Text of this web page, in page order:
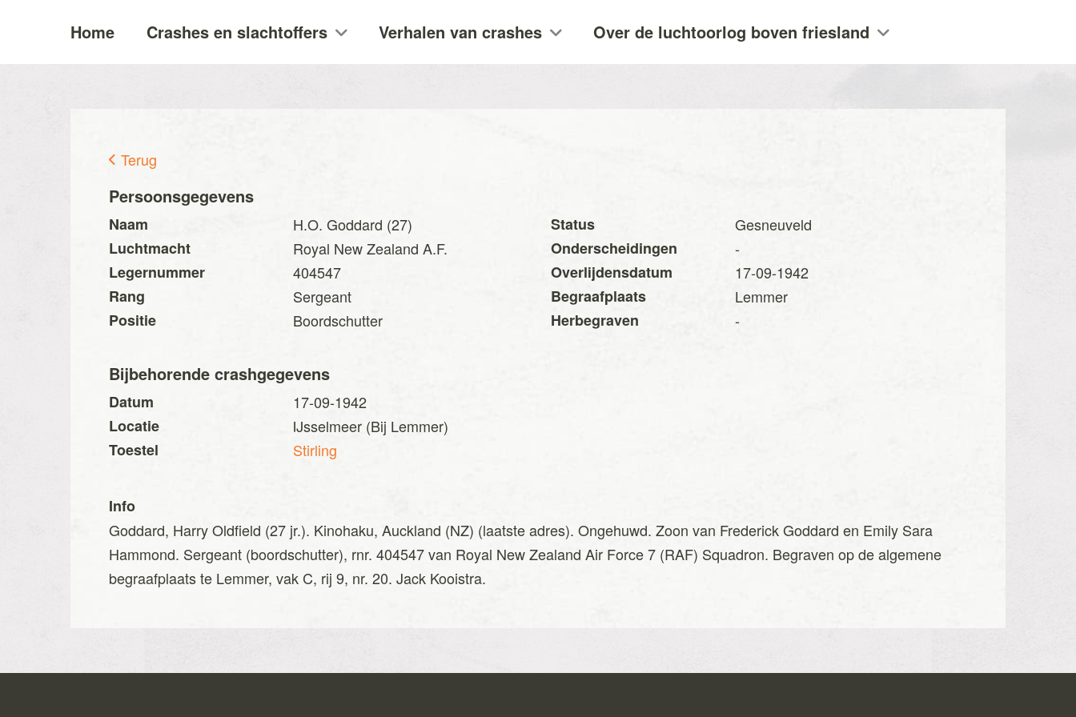
Home Crashes en slachtoffers Verhalen van crashes Over de luchtoorlog boven friesland
Terug
Persoonsgegevens
Naam
H.O. Goddard (27)
Luchtmacht
Royal New Zealand A.F.
Legernummer
404547
Rang
Sergeant
Positie
Boordschutter
Status
Gesneuveld
Onderscheidingen
-
Overlijdensdatum
17-09-1942
Begraafplaats
Lemmer
Herbegraven
-
Bijbehorende crashgegevens
Datum
17-09-1942
Locatie
IJsselmeer (Bij Lemmer)
Toestel
Stirling
Info
Goddard, Harry Oldfield (27 jr.). Kinohaku, Auckland (NZ) (laatste adres). Ongehuwd. Zoon van Frederick Goddard en Emily Sara
Hammond. Sergeant (boordschutter), rnr. 404547 van Royal New Zealand Air Force 7 (RAF) Squadron. Begraven op de algemene
begraafplaats te Lemmer, vak C, rij 9, nr. 20. Jack Kooistra.